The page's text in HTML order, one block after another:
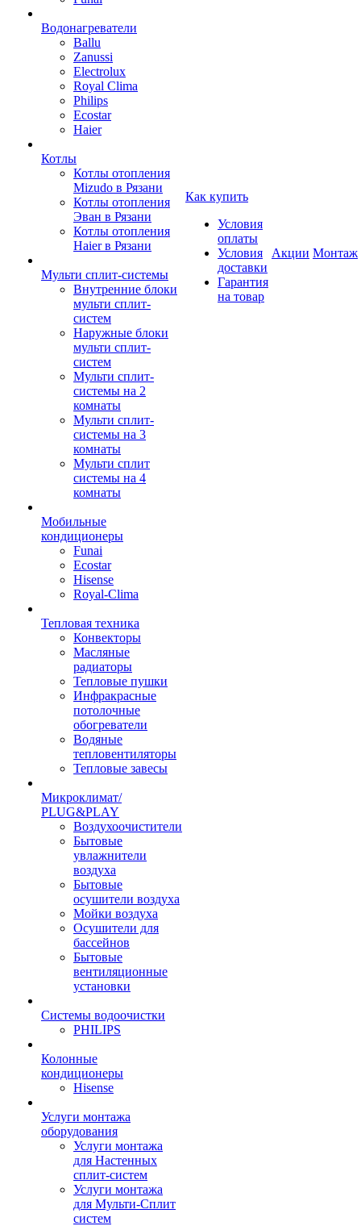
Водонагреватели
Ballu
Zanussi
Electrolux
Royal Clima
Philips
Ecostar
Haier
Котлы
Котлы отопления
Mizudo в Рязани
Котлы отопления
Эван в Рязани
Котлы отопления
Haier в Рязани
Мульти сплит-системы
Внутренние блоки
мульти сплит-
систем
Наружные блоки
мульти сплит-
систем
Мульти сплит-
системы на 2
комнаты
Мульти сплит-
системы на 3
комнаты
Мульти сплит
системы на 4
комнаты
Мобильные
кондиционеры
Funai
Ecostar
Hisense
Royal-Clima
Тепловая техника
Конвекторы
Масляные
радиаторы
Тепловые пушки
Инфракрасные
потолочные
обогреватели
Водяные
тепловентиляторы
Тепловые завесы
Микроклимат/
PLUG&PLAY
Воздухоочистители
Бытовые
увлажнители
воздуха
Бытовые
осушители воздуха
Мойки воздуха
Осушители для
бассейнов
Бытовые
вентиляционные
установки
Системы водоочистки
PHILIPS
Колонные
кондиционеры
Hisense
Услуги монтажа
оборудования
Услуги монтажа
для Настенных
сплит-систем
Услуги монтажа
для Мульти-Сплит
систем
Как купить
Условия
оплаты
Условия
доставки
Гарантия
на товар
Акции Монтаж